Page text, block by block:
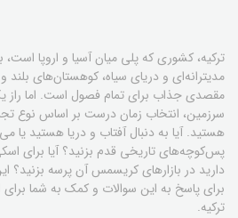
ترکیه، کشوری که پلی میان آسیا و اروپا است،
مدیترانه‌ای و دریای سیاه، کوهستان‌های
مقصدی جذاب برای تمام فصول است. اما
سرزمین، انتخاب زمان درست بر اساس نوع
هستید. آیا به دنبال آفتاب و دریا هستید یا
پس‌کوچه‌های تاریخی قدم بزنید؟ آیا برای
دارید در بازارهای کریسمس آن پرسه بزنید؟
برای پاسخ به این سوالات و کمک به شما
ترکیه.